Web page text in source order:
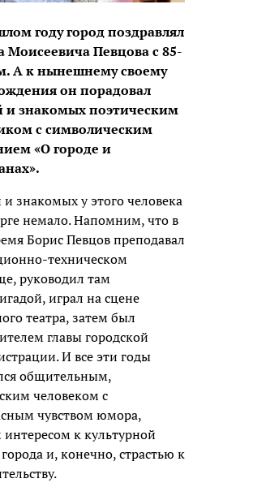
году город поздравлял
Моисеевича Певцова с 85-
А к нынешнему своему
он порадовал
и знакомых поэтическим
с символическим
«О городе и
и знакомых у этого человека
немало. Напомним, что в
Борис Певцов преподавал
техническом
руководил там
играл на сцене
театра, затем был
главы городской
И все эти годы
общительным,
человеком с
чувством юмора,
к культурной
и, конечно, страстью к